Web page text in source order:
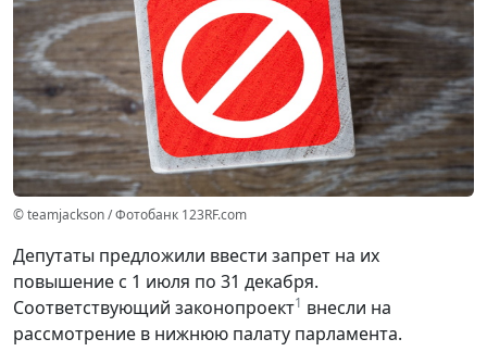
© teamjackson / Фотобанк 123RF.com
Депутаты предложили ввести запрет на их
повышение с 1 июля по 31 декабря.
Соответствующий законопроект1 внесли на
рассмотрение в нижнюю палату парламента.